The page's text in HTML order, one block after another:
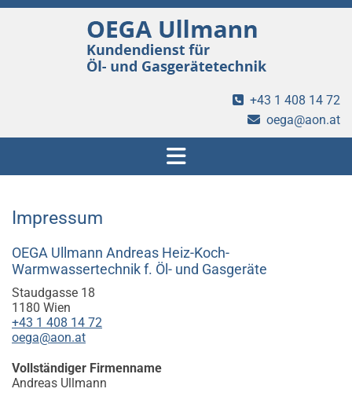
 +43 1 408 14 72
 oega@aon.at
Impressum
OEGA Ullmann Andreas Heiz-Koch-
Warmwassertechnik f. Öl- und Gasgeräte
Staudgasse 18
1180 Wien
+43 1 408 14 72
oega@aon.at
Vollständiger Firmenname
Andreas Ullmann